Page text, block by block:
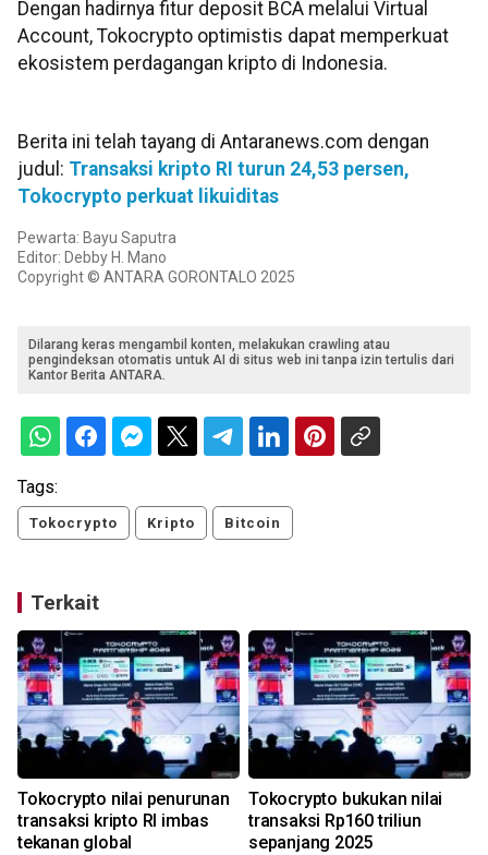
Dengan hadirnya fitur deposit BCA melalui Virtual
Account, Tokocrypto optimistis dapat memperkuat
ekosistem perdagangan kripto di Indonesia.
Berita ini telah tayang di Antaranews.com dengan
judul: Transaksi kripto RI turun 24,53 persen,
Tokocrypto perkuat likuiditas
Pewarta: Bayu Saputra
Editor: Debby H. Mano
Copyright © ANTARA GORONTALO 2025
Dilarang keras mengambil konten, melakukan crawling atau
pengindeksan otomatis untuk AI di situs web ini tanpa izin tertulis dari
Kantor Berita ANTARA.
Tags:
Tokocrypto Kripto Bitcoin
Terkait
Tokocrypto nilai penurunan
transaksi kripto RI imbas
tekanan global
Tokocrypto bukukan nilai
transaksi Rp160 triliun
sepanjang 2025